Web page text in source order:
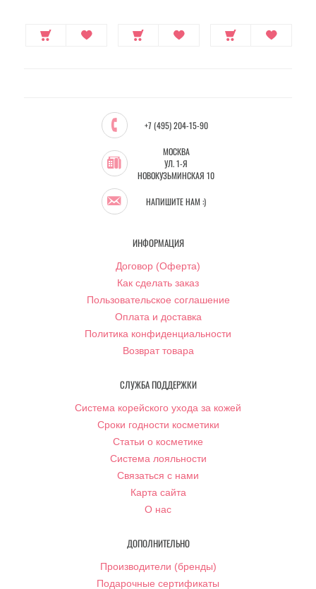
+7 (495) 204-15-90
МОСКВА
УЛ. 1-Я
НОВОКУЗЬМИНСКАЯ 10
НАПИШИТЕ НАМ :)
ИНФОРМАЦИЯ
Договор (Оферта)
Как сделать заказ
Пользовательское соглашение
Оплата и доставка
Политика конфиденциальности
Возврат товара
СЛУЖБА ПОДДЕРЖКИ
Система корейского ухода за кожей
Сроки годности косметики
Статьи о косметике
Система лояльности
Связаться с нами
Карта сайта
О нас
ДОПОЛНИТЕЛЬНО
Производители (бренды)
Подарочные сертификаты